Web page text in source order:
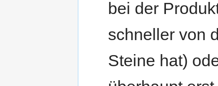
bei der
schneller von
Steine hat)